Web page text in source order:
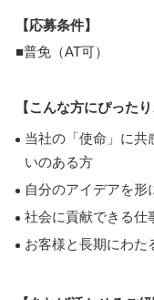
【応募条件】
■普免（AT可）
【こんな方にぴったり
当社の「使命」に共
いのある方
自分のアイデアを形
社会に貢献できる仕
お客様と長期にわた